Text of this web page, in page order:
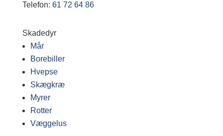
Telefon: 61 72 64 86
Skadedyr
Mår
Borebiller
Hvepse
Skægkræ
Myrer
Rotter
Væggelus